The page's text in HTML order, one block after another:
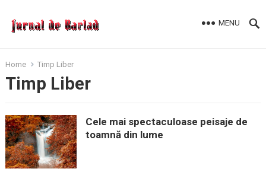
MENU
Home Timp Liber
Timp Liber
Cele mai spectaculoase peisaje de
toamnă din lume